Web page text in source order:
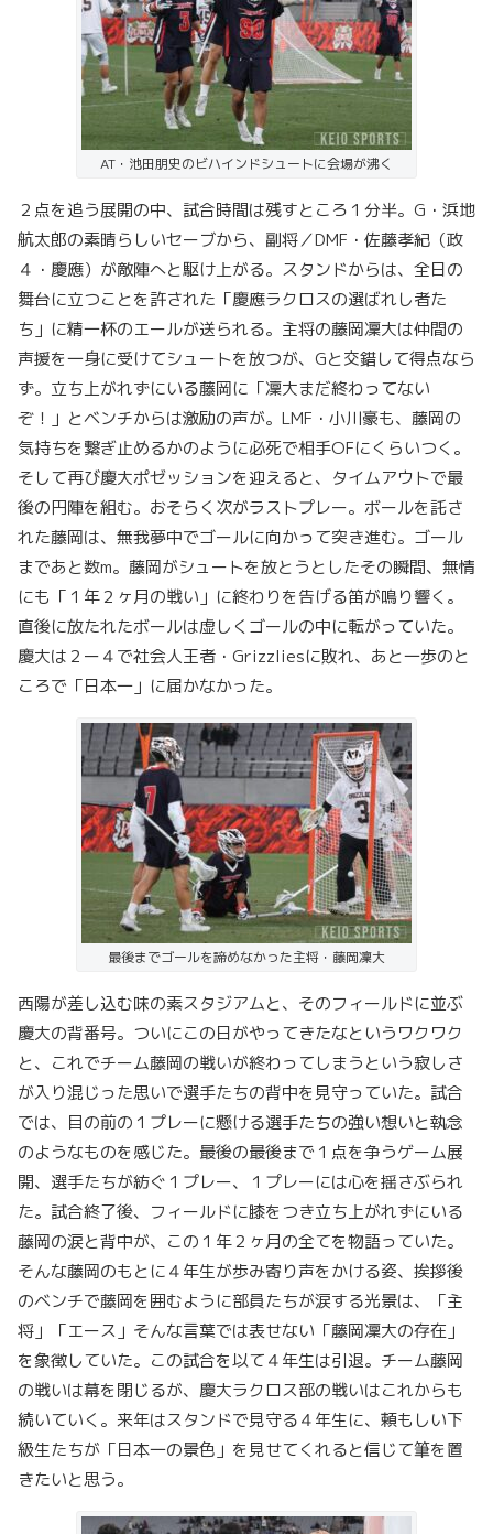
AT・池田朋史のビハインドシュートに会場が沸く
２点を追う展開の中、試合時間は残すところ１分半。G・浜地
航太郎の素晴らしいセーブから、副将／DMF・佐藤孝紀（政
４・慶應）が敵陣へと駆け上がる。スタンドからは、全日の
舞台に立つことを許された「慶應ラクロスの選ばれし者た
ち」に精一杯のエールが送られる。主将の藤岡凜大は仲間の
声援を一身に受けてシュートを放つが、Gと交錯して得点なら
ず。立ち上がれずにいる藤岡に「凜大まだ終わってない
ぞ！」とベンチからは激励の声が。LMF・小川豪も、藤岡の
気持ちを繋ぎ止めるかのように必死で相手OFにくらいつく。
そして再び慶大ポゼッションを迎えると、タイムアウトで最
後の円陣を組む。おそらく次がラストプレー。ボールを託さ
れた藤岡は、無我夢中でゴールに向かって突き進む。ゴール
まであと数m。藤岡がシュートを放とうとしたその瞬間、無情
にも「１年２ヶ月の戦い」に終わりを告げる笛が鳴り響く。
直後に放たれたボールは虚しくゴールの中に転がっていた。
慶大は２ー４で社会人王者・Grizzliesに敗れ、あと一歩のと
ころで「日本一」に届かなかった。
最後までゴールを諦めなかった主将・藤岡凜大
西陽が差し込む味の素スタジアムと、そのフィールドに並ぶ
慶大の背番号。ついにこの日がやってきたなというワクワク
と、これでチーム藤岡の戦いが終わってしまうという寂しさ
が入り混じった思いで選手たちの背中を見守っていた。試合
では、目の前の１プレーに懸ける選手たちの強い想いと執念
のようなものを感じた。最後の最後まで１点を争うゲーム展
開、選手たちが紡ぐ１プレー、１プレーには心を揺さぶられ
た。試合終了後、フィールドに膝をつき立ち上がれずにいる
藤岡の涙と背中が、この１年２ヶ月の全てを物語っていた。
そんな藤岡のもとに４年生が歩み寄り声をかける姿、挨拶後
のベンチで藤岡を囲むように部員たちが涙する光景は、「主
将」「エース」そんな言葉では表せない「藤岡凜大の存在」
を象徴していた。この試合を以て４年生は引退。チーム藤岡
の戦いは幕を閉じるが、慶大ラクロス部の戦いはこれからも
続いていく。来年はスタンドで見守る４年生に、頼もしい下
級生たちが「日本一の景色」を見せてくれると信じて筆を置
きたいと思う。